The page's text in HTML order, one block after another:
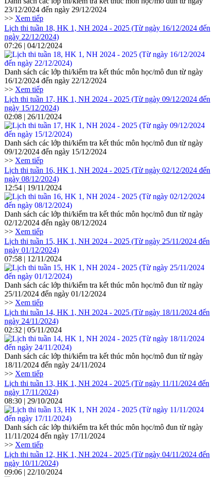
23/12/2024 đến ngày 29/12/2024
>> Xem tiếp
Lịch thi tuần 18, HK 1, NH 2024 - 2025 (Từ ngày 16/12/2024 đến
ngày 22/12/2024)
07:26 | 04/12/2024
Danh sách các lớp thi/kiểm tra kết thúc môn học/mô đun từ ngày
16/12/2024 đến ngày 22/12/2024
>> Xem tiếp
Lịch thi tuần 17, HK 1, NH 2024 - 2025 (Từ ngày 09/12/2024 đến
ngày 15/12/2024)
02:08 | 26/11/2024
Danh sách các lớp thi/kiểm tra kết thúc môn học/mô đun từ ngày
09/12/2024 đến ngày 15/12/2024
>> Xem tiếp
Lịch thi tuần 16, HK 1, NH 2024 - 2025 (Từ ngày 02/12/2024 đến
ngày 08/12/2024)
12:54 | 19/11/2024
Danh sách các lớp thi/kiểm tra kết thúc môn học/mô đun từ ngày
02/12/2024 đến ngày 08/12/2024
>> Xem tiếp
Lịch thi tuần 15, HK 1, NH 2024 - 2025 (Từ ngày 25/11/2024 đến
ngày 01/12/2024)
07:58 | 12/11/2024
Danh sách các lớp thi/kiểm tra kết thúc môn học/mô đun từ ngày
25/11/2024 đến ngày 01/12/2024
>> Xem tiếp
Lịch thi tuần 14, HK 1, NH 2024 - 2025 (Từ ngày 18/11/2024 đến
ngày 24/11/2024)
02:32 | 05/11/2024
Danh sách các lớp thi/kiểm tra kết thúc môn học/mô đun từ ngày
18/11/2024 đến ngày 24/11/2024
>> Xem tiếp
Lịch thi tuần 13, HK 1, NH 2024 - 2025 (Từ ngày 11/11/2024 đến
ngày 17/11/2024)
08:30 | 29/10/2024
Danh sách các lớp thi/kiểm tra kết thúc môn học/mô đun từ ngày
11/11/2024 đến ngày 17/11/2024
>> Xem tiếp
Lịch thi tuần 12, HK 1, NH 2024 - 2025 (Từ ngày 04/11/2024 đến
ngày 10/11/2024)
09:06 | 22/10/2024